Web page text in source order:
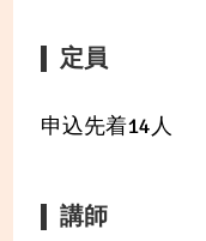
定員
申込先着14人
講師